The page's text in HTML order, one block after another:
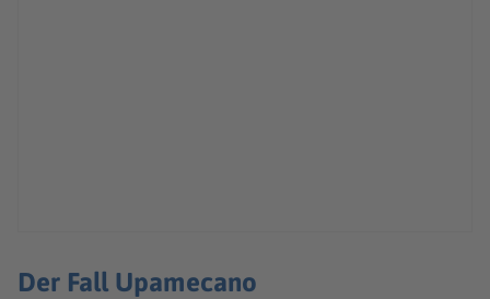
Der Fall Upamecano